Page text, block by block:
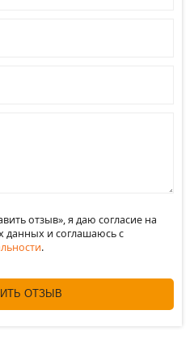
отзыв», я даю согласие на
данных и соглашаюсь c
.
ОТЗЫВ